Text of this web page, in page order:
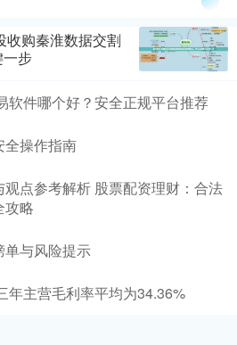
收购秦淮数据交割
步
软件哪个好？安全正规平台推荐
全操作指南
点参考解析 股票配资理财：合法
攻略
单与风险提示
年主营毛利率平均为34.36%